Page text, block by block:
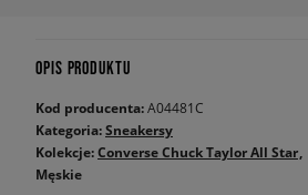
OPIS PRODUKTU
Kod producenta:A04481C
Kategoria:Sneakersy
Kolekcje:Converse Chuck Taylor All Star
Męskie